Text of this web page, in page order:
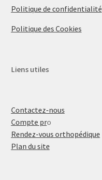
Politique de confidentialité
Politique des Cookies
Liens utiles
Contactez-nous
Compte pro
Rendez-vous orthopédique
Plan du site